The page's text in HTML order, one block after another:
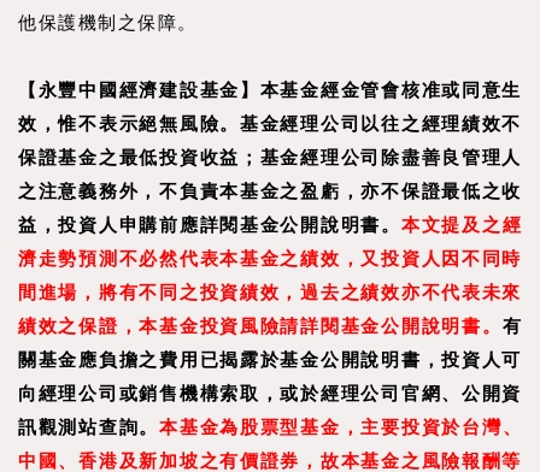
他保護機制之保障。
【永豐中國經濟建設基金】本基金經金管會核准或同意生
效，惟不表示絕無風險。基金經理公司以往之經理績效不
保證基金之最低投資收益；基金經理公司除盡善良管理人
之注意義務外，不負責本基金之盈虧，亦不保證最低之收
益，投資人申購前應詳閱基金公開說明書。 本文提及之經
濟走勢預測不必然代表本基金之績效，又投資人因不同時
間進場，將有不同之投資績效，過去之績效亦不代表未來
績效之保證，本基金投資風險請詳閱基金公開說明書。 有
關基金應負擔之費用已揭露於基金公開說明書，投資人可
向經理公司或銷售機構索取，或於經理公司官網、公開資
訊觀測站查詢。本基金為股票型基金，主要投資於台灣、
中國、香港及新加坡之有價證券，故本基金之風險報酬等